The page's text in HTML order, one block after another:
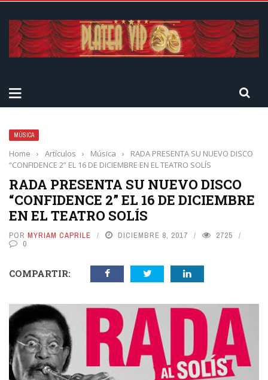
MÚSICA
Home › Artículos › Música ›
RADA PRESENTA SU NUEVO DISCO
“CONFIDENCE 2” EL 16 DE DICIEMBRE EN EL TEATRO SOLÍS
RADA PRESENTA SU NUEVO DISCO
“CONFIDENCE 2” EL 16 DE DICIEMBRE
EN EL TEATRO SOLÍS
POR MYRIAM CAPRILE DICIEMBRE 8, 2017
2725
0
COMPARTIR: